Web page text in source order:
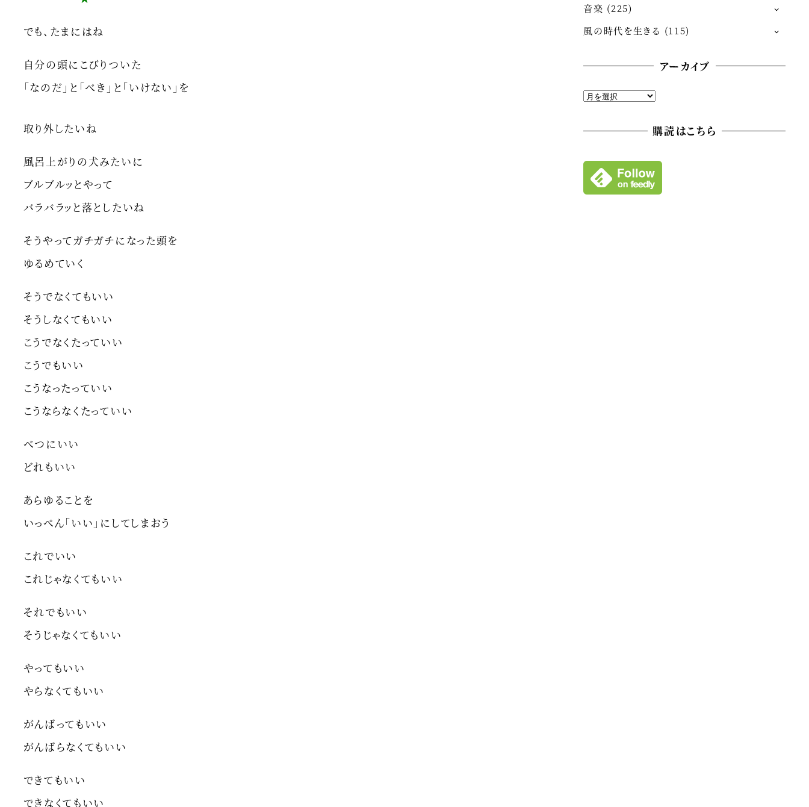
でも、たまにはね
自分の頭にこびりついた
「なのだ」と「べき」と「いけない」を
取り外したいね
風呂上がりの犬みたいに
ブルブルッとやって
バラバラッと落としたいね
そうやってガチガチになった頭を
ゆるめていく
そうでなくてもいい
そうしなくてもいい
こうでなくたっていい
こうでもいい
こうなったっていい
こうならなくたっていい
べつにいい
どれもいい
あらゆることを
いっぺん「いい」にしてしまおう
これでいい
これじゃなくてもいい
それでもいい
そうじゃなくてもいい
やってもいい
やらなくてもいい
がんばってもいい
がんばらなくてもいい
できてもいい
できなくてもいい
音楽 (225)
風の時代を生きる (115)
アーカイブ
ア
ブ
購読はこちら